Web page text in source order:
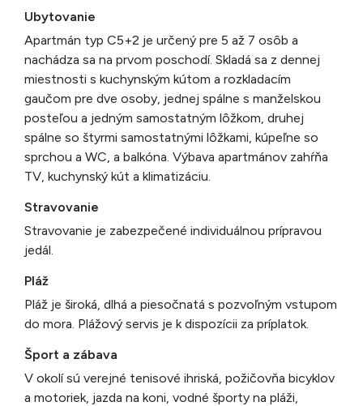
Ubytovanie
Apartmán typ C5+2 je určený pre 5 až 7 osôb a
nachádza sa na prvom poschodí. Skladá sa z dennej
miestnosti s kuchynským kútom a rozkladacím
gaučom pre dve osoby, jednej spálne s manželskou
posteľou a jedným samostatným lôžkom, druhej
spálne so štyrmi samostatnými lôžkami, kúpeľne so
sprchou a WC, a balkóna. Výbava apartmánov zahŕňa
TV, kuchynský kút a klimatizáciu.
Stravovanie
Stravovanie je zabezpečené individuálnou prípravou
jedál.
Pláž
Pláž je široká, dlhá a piesočnatá s pozvoľným vstupom
do mora. Plážový servis je k dispozícii za príplatok.
Šport a zábava
V okolí sú verejné tenisové ihriská, požičovňa bicyklov
a motoriek, jazda na koni, vodné športy na pláži,